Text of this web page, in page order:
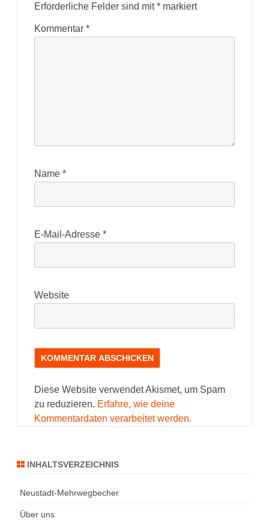
Erforderliche Felder sind mit* markiert
Kommentar *
Name *
E-Mail-Adresse *
Website
Diese Website verwendet Akismet, um Spam
zu reduzieren. Erfahre, wie deine
Kommentardaten verarbeitet werden.
INHALTSVERZEICHNIS
Neustadt-Mehrwegbecher
Über uns